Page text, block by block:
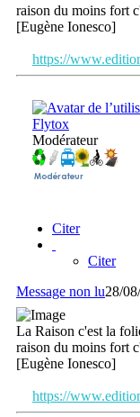
raison du moins fort
[Eugène Ionesco]
https://
Flytox
Modérateur
Citer
Citer
Message non lu28/
La Raison c'est la
raison du moins fort
[Eugène Ionesco]
https://